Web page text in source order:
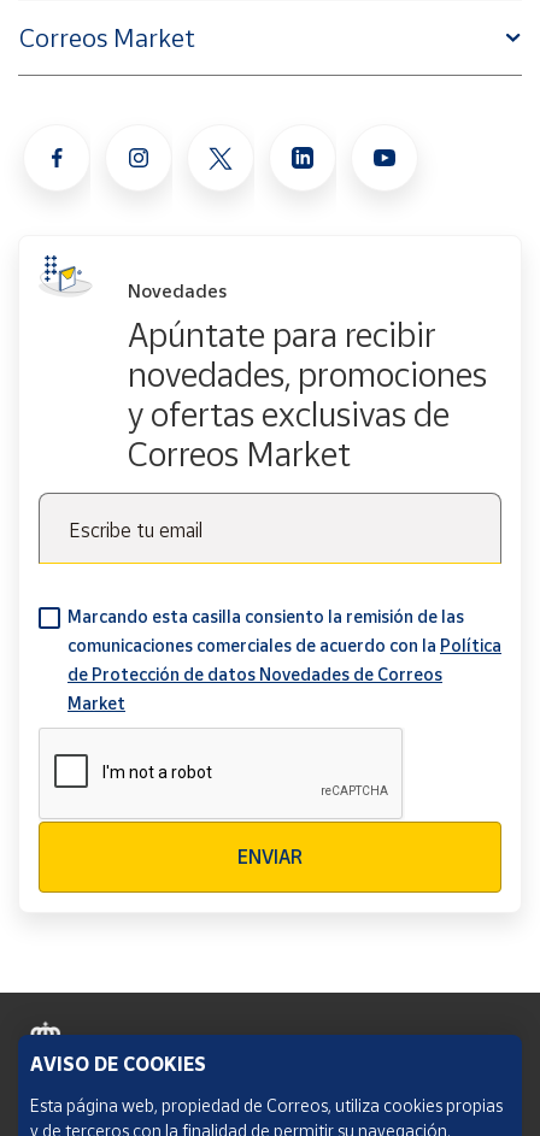
Correos Market
Novedades
Apúntate para recibir
novedades, promociones
y ofertas exclusivas de
Correos Market
Escribe tu email
Marcando esta casilla consiento la remisión de las
comunicaciones comerciales de acuerdo con la Política
de Protección de datos Novedades de Correos
Market
ENVIAR
Política de cookies
AVISO DE COOKIES
Esta página web, propiedad de Correos, utiliza cookies propias
y de terceros con la finalidad de permitir su navegación,